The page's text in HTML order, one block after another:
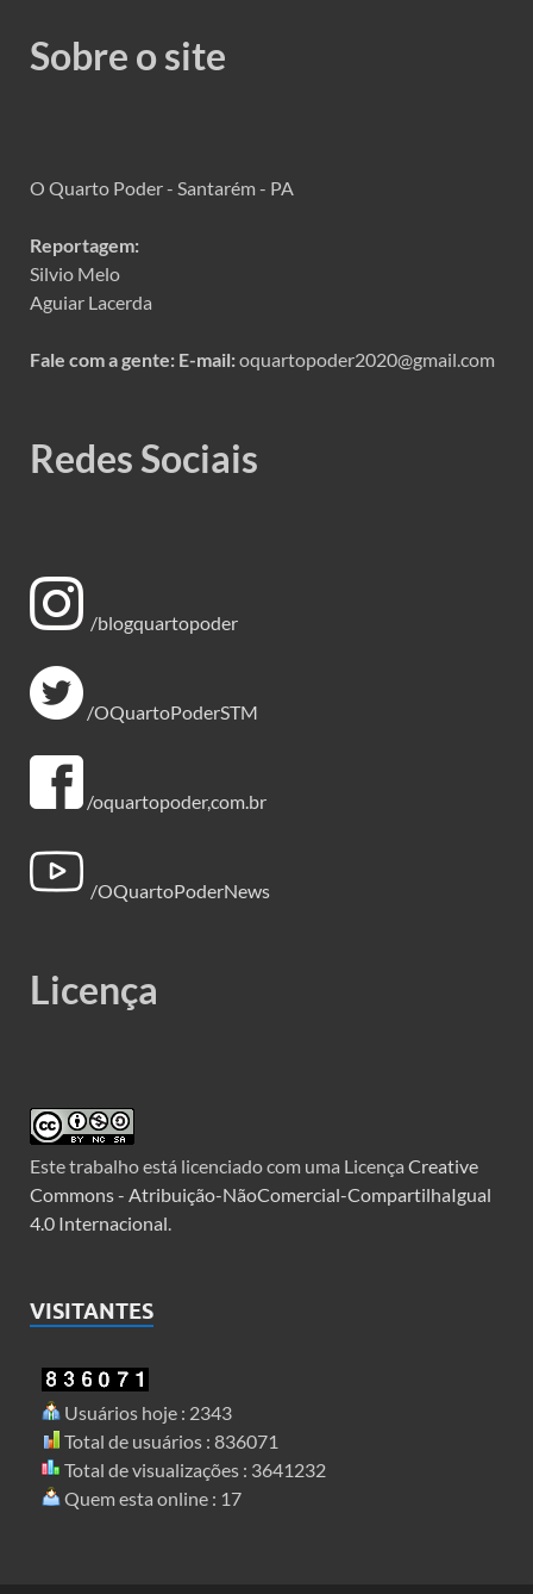
Sobre o site
O Quarto Poder - Santarém - PA
Reportagem:
Silvio Melo
Aguiar Lacerda
Fale com a gente: E-mail:oquartopoder2020@gmail.com
Redes Sociais
/blogquartopoder
/OQuartoPoderSTM
/oquartopoder,com.br
/OQuartoPoderNews
Licença
Este trabalho está licenciado com uma Licença Creative
Commons - Atribuição-NãoComercial-CompartilhaIgual
4.0 Internacional
VISITANTES
Usuários hoje : 2343
Total de usuários : 836071
Total de visualizações : 3641232
Quem esta online : 17